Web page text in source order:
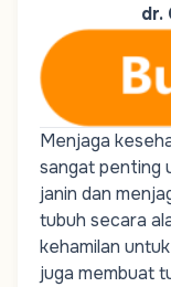
dr.
Menjaga
sangat penting
janin dan
tubuh secara
kehamilan
juga membuat